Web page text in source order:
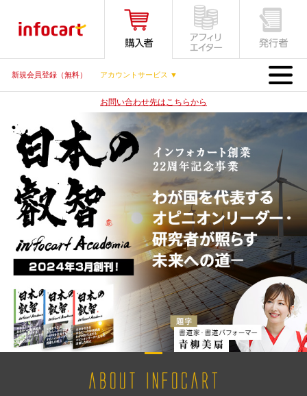
新規会員登録（無料） アカウントサービス ▼ MENU
お問い合わせ先はこちらから